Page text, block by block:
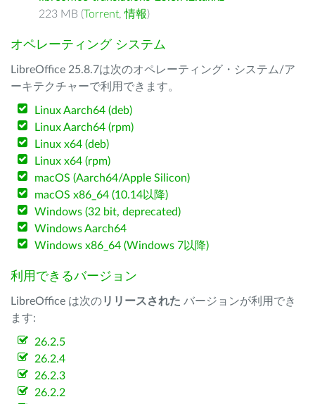
223 MB (Torrent,情報)
オペレーティング システム
LibreOffice 25.8.7は次のオペレーティング・システム/ア
ーキテクチャーで利用できます。
Linux Aarch64 (deb)
Linux Aarch64 (rpm)
Linux x64 (deb)
Linux x64 (rpm)
macOS (Aarch64/Apple Silicon)
macOS x86_64 (10.14以降)
Windows (32 bit, deprecated)
Windows Aarch64
Windows x86_64 (Windows 7以降)
利用できるバージョン
LibreOffice は次のリリースされた バージョンが利用でき
ます:
26.2.5
26.2.4
26.2.3
26.2.2